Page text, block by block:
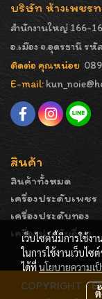
บริษัท ห้างเพชรท
สำนักงานใหญ่ 166-
อ.เมือง จ.อุดรธานี ร
ติดต่อ คุณหน่อย
E-mail:
สินค้า
สินค้าทั้งหมด
เครื่องประดับเพชร
เครื่องประดับทอง
เครื่องประดับอื่นๆ
COPYRIGHT -
เว็บไซต์นี้มีการใช้ง
ในการใช้งานเว็บไ
ได้ที่นโยบายความเ